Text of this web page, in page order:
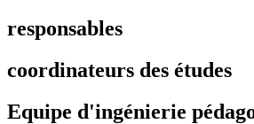
responsables
coordinateurs des études
Equipe d'ingénierie